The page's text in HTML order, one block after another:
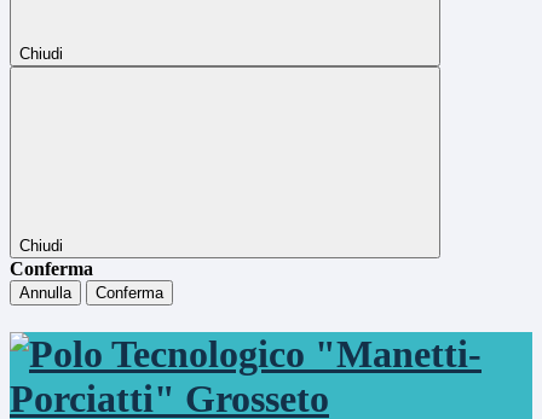
Chiudi
Chiudi
Conferma
Annulla Conferma